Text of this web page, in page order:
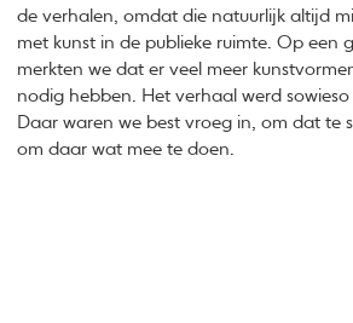
de verhalen, omdat die natuurlijk altijd
met kunst in de publieke ruimte. Op een
merkten we dat er veel meer
nodig hebben. Het verhaal werd sowieso
Daar waren we best vroeg in, om dat te
om daar wat mee te doen.